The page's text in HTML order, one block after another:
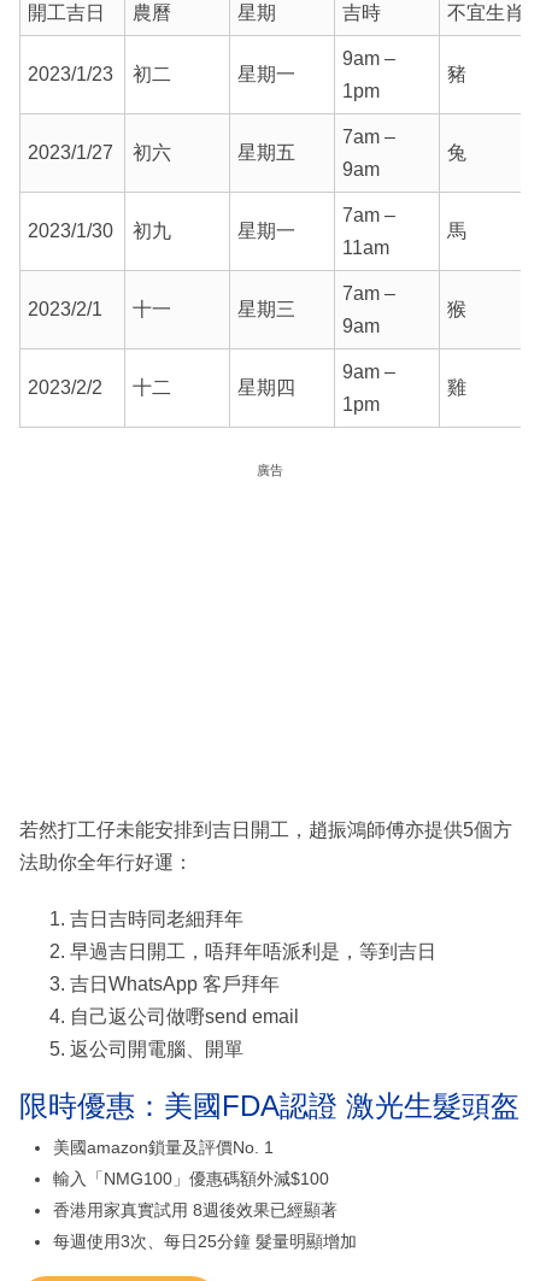
開工吉日 農曆 星期 吉時 不宜生肖
2023/1/23 初二 星期一
9am –
1pm
豬
2023/1/27 初六 星期五
7am –
9am
兔
2023/1/30 初九 星期一
7am –
11am
馬
2023/2/1 十一 星期三
7am –
9am
猴
2023/2/2 十二 星期四
9am –
1pm
雞
廣告
若然打工仔未能安排到吉日開工，趙振鴻師傅亦提供5個方
法助你全年行好運：
️吉日吉時同老細拜年
️早過吉日開工，唔拜年唔派利是，等到吉日
️吉日WhatsApp 客戶拜年
️自己返公司做嘢send email
️返公司開電腦、開單
限時優惠：美國FDA認證 激光生髮頭盔
美國amazon鎖量及評價No. 1
輸入「NMG100」優惠碼額外減$100
香港用家真實試用 8週後效果已經顯著
每週使用3次、每日25分鐘 髮量明顯增加